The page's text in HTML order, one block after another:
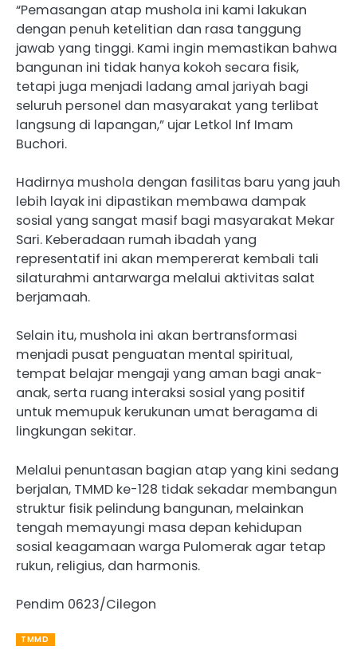
“Pemasangan atap mushola ini kami lakukan
dengan penuh ketelitian dan rasa tanggung
jawab yang tinggi. Kami ingin memastikan bahwa
bangunan ini tidak hanya kokoh secara fisik,
tetapi juga menjadi ladang amal jariyah bagi
seluruh personel dan masyarakat yang terlibat
langsung di lapangan,” ujar Letkol Inf Imam
Buchori.
Hadirnya mushola dengan fasilitas baru yang jauh
lebih layak ini dipastikan membawa dampak
sosial yang sangat masif bagi masyarakat Mekar
Sari. Keberadaan rumah ibadah yang
representatif ini akan mempererat kembali tali
silaturahmi antarwarga melalui aktivitas salat
berjamaah.
Selain itu, mushola ini akan bertransformasi
menjadi pusat penguatan mental spiritual,
tempat belajar mengaji yang aman bagi anak-
anak, serta ruang interaksi sosial yang positif
untuk memupuk kerukunan umat beragama di
lingkungan sekitar.
Melalui penuntasan bagian atap yang kini sedang
berjalan, TMMD ke-128 tidak sekadar membangun
struktur fisik pelindung bangunan, melainkan
tengah memayungi masa depan kehidupan
sosial keagamaan warga Pulomerak agar tetap
rukun, religius, dan harmonis.
Pendim 0623/Cilegon
TMMD